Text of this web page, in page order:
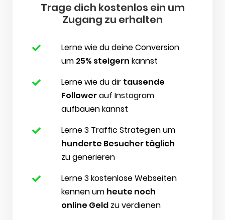
Trage dich kostenlos ein um
Zugang zu erhalten
Lerne wie du deine Conversion
um 25% steigern kannst
Lerne wie du dir tausende
Followerauf Instagram
aufbauen kannst
Lerne 3 Traffic Strategien um
hunderte Besucher täglich
zu generieren
Lerne 3 kostenlose Webseiten
kennen um heute noch
online Geld zu verdienen